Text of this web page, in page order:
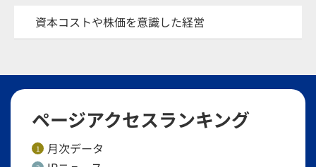
資本コストや株価を意識した経営
ページアクセスランキング
1 月次データ